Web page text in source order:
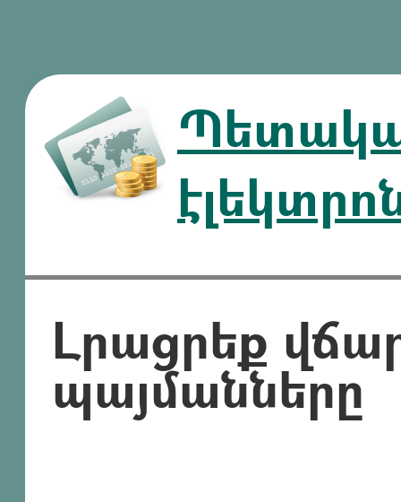
Լրացրեք
պայմանները